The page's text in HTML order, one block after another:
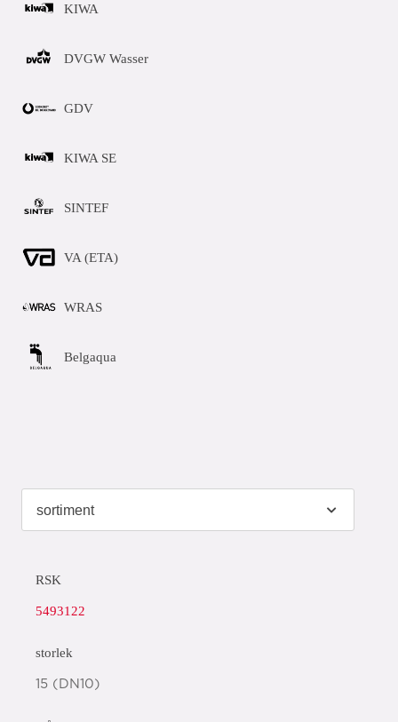
KIWA
DVGW Wasser
GDV
KIWA SE
SINTEF
VA (ETA)
WRAS
Belgaqua
RSK
5493122
storlek
15 (DN10)